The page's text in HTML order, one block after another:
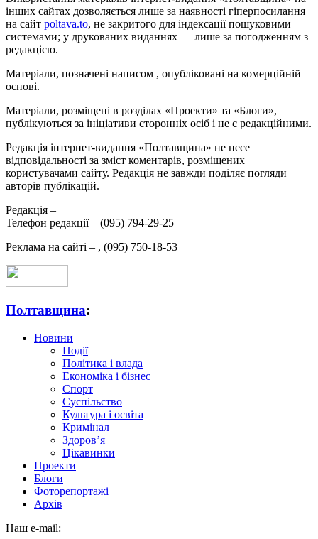
інших сайтах дозволяється лише за наявності гіперпосилання
на сайт poltava.to, не закритого для індексації пошуковими
системами; у друкованих виданнях — лише за погодженням з
редакцією.
Матеріали, позначені написом , опубліковані на комерційній
основі.
Матеріали, розміщені в розділах «Проекти» та «Блоги»,
публікуються за ініціативи сторонніх осіб і не є редакційними.
Редакція інтернет-видання «Полтавщина» не несе
відповідальності за зміст коментарів, розміщених
користувачами сайту. Редакція не завжди поділяє погляди
авторів публікацій.
Редакція –
Телефон редакції – (095) 794-29-25
Реклама на сайті – , (095) 750-18-53
Полтавщина:
Новини
Події
Політика і влада
Економіка і бізнес
Спорт
Суспільство
Культура і освіта
Кримінал
Здоров’я
Цікавинки
Проекти
Блоги
Фоторепортажі
Архів
Наш e-mail: